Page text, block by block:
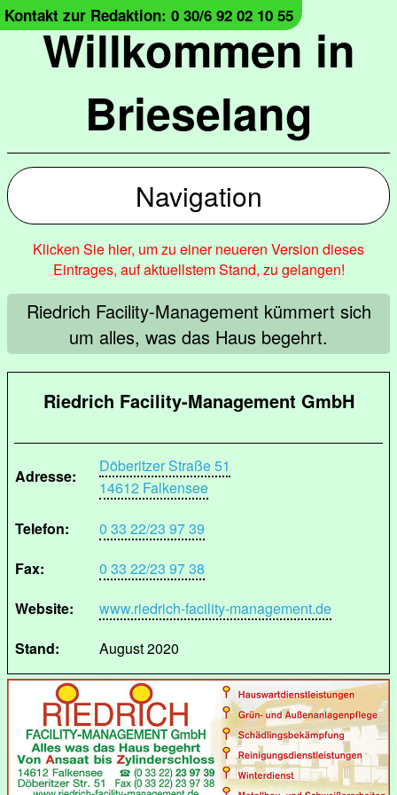
Willkommen in
Brieselang
Kontakt zur Redaktion: 0 30/6 92 02 10 55
Navigation
Klicken Sie hier, um zu einer neueren Version dieses
Eintrages, auf aktuellstem Stand, zu gelangen!
Riedrich Facility-Management kümmert sich
um alles, was das Haus begehrt.
Riedrich Facility-Management GmbH
Adresse:
Döberitzer Straße 51
14612 Falkensee
Telefon:
0 33 22/23 97 39
Fax:
0 33 22/23 97 38
Website:
www.riedrich-facility-management.de
Stand:
August 2020